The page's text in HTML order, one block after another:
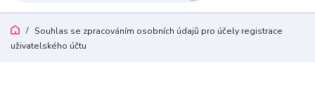
Souhlas se zpracováním osobních údajů pro účely registrace
uživatelského účtu